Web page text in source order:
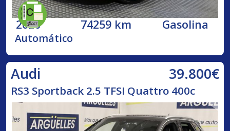
2020 74259 km Gasolina
Automático
Audi 39.800€
RS3 Sportback 2.5 TFSI Quattro 400c